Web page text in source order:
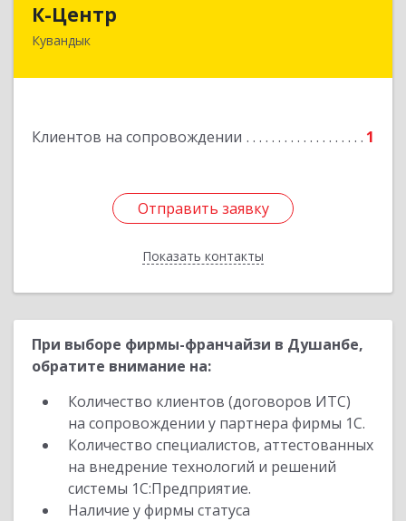
К-Центр
Кувандык
Клиентов на сопровождении 1
Отправить заявку
Показать контакты
462243, Оренбургская обл, Кувандыкский р-н,
Отправить заявку
Назад
При выборе фирмы-франчайзи в Душанбе,
обратите внимание на:
Количество клиентов (договоров ИТС)
на сопровождении у партнера фирмы 1С.
Количество специалистов, аттестованных
на внедрение технологий и решений
системы 1С:Предприятие.
Наличие у фирмы статуса